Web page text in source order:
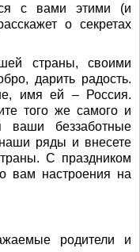
с вами этими (и
о секретах
страны, своими
дарить радость.
имя ей – Россия.
того же самого и
ваши беззаботные
ряды и внесете
С праздником
вам настроения на
родители и